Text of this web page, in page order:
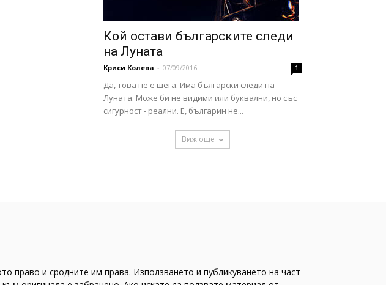
Кой остави българските следи
на Луната
Криси Колева - 07/09/2016 1
Да, това не е шега. Има български следи на
Луната. Може би не видими или буквални, но със
сигурност - реални. Е, българин не...
Виж още
право и сродните им права. Използването и публикуването на част